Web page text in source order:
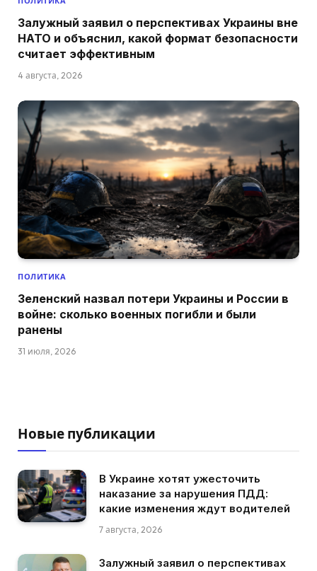
Залужный заявил о перспективах Украины вне
НАТО и объяснил, какой формат безопасности
считает эффективным
4 августа, 2026
ПОЛИТИКА
Зеленский назвал потери Украины и России в
войне: сколько военных погибли и были
ранены
31 июля, 2026
Новые публикации
В Украине хотят ужесточить
наказание за нарушения ПДД:
какие изменения ждут водителей
7 августа, 2026
Залужный заявил о перспективах